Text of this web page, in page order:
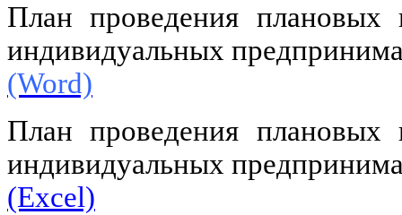
План проведения
индивидуальных
(Word)
План проведения
индивидуальных
(Excel)